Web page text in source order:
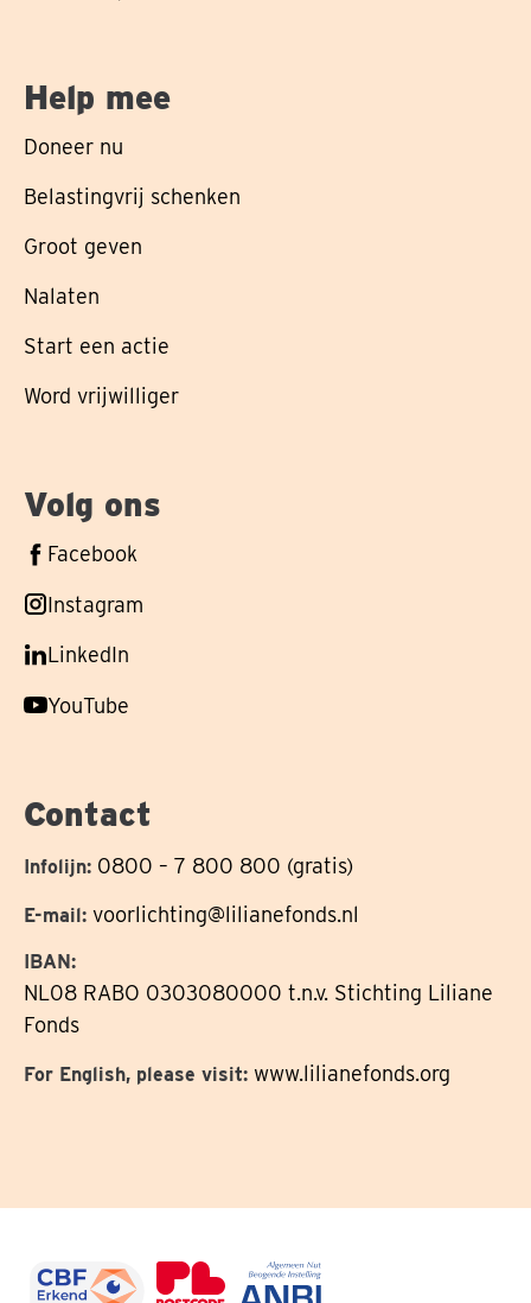
Help mee
Doneer nu
Belastingvrij schenken
Groot geven
Nalaten
Start een actie
Word vrijwilliger
Volg ons
Volg
op
Facebook
Volg
op
Instagram
Volg
op
LinkedIn
Volg
YouTube
Contact
Infolijn: 0800 – 7 800 800 (gratis)
E-mail: voorlichting@lilianefonds.nl
IBAN:
NL08 RABO 0303080000 t.n.v. Stichting Liliane
Fonds
For English, please visit: www.lilianefonds.org